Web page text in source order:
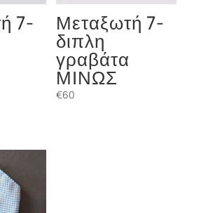
7- Μεταξωτή 7-
διπλη
γραβάτα
ΜΙΝΩΣ
€60